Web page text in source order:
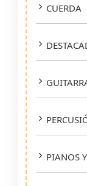
CUERDA
PIANOS